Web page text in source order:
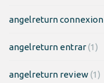
angelreturn connexion
angelreturn entrar(1)
angelreturn review(1)